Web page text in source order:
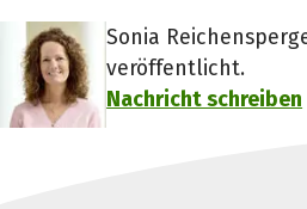
Sonia
veröffentlicht.
Nachricht schreiben